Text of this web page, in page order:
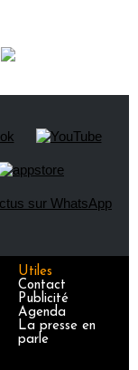
Utiles
Contact
Publicité
Agenda
La presse en
parle